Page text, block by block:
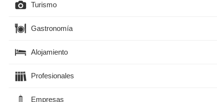
Turismo
Gastronomía
Alojamiento
Profesionales
Empresas